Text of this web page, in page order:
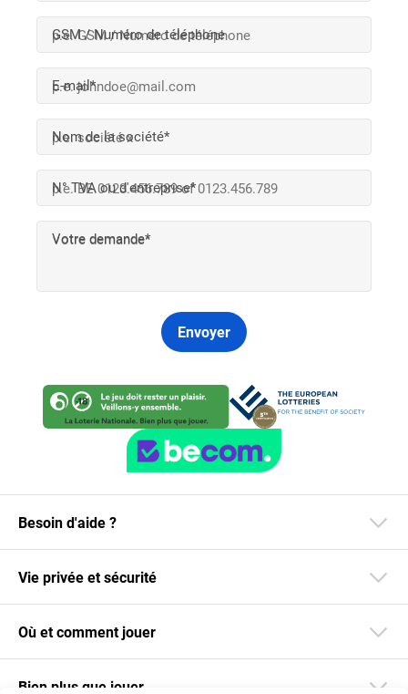
GSM / Numéro de téléphone
E-mail*
Nom de la société*
N° TVA ou d'entreprise*
Votre demande*
Envoyer
Besoin d'aide ?
Vie privée et sécurité
Où et comment jouer
Bien plus que jouer